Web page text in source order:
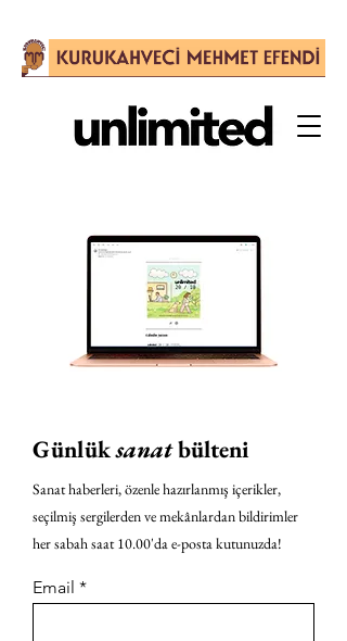
Günlüksanatbülteni
Sanat haberleri, özenle hazırlanmış içerikler,
seçilmiş sergilerden ve mekânlardan bildirimler
her sabah saat 10.00'da e-posta kutunuzda!
Email